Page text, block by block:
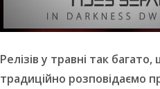
Релізів у травні так
традиційно розповідаємо